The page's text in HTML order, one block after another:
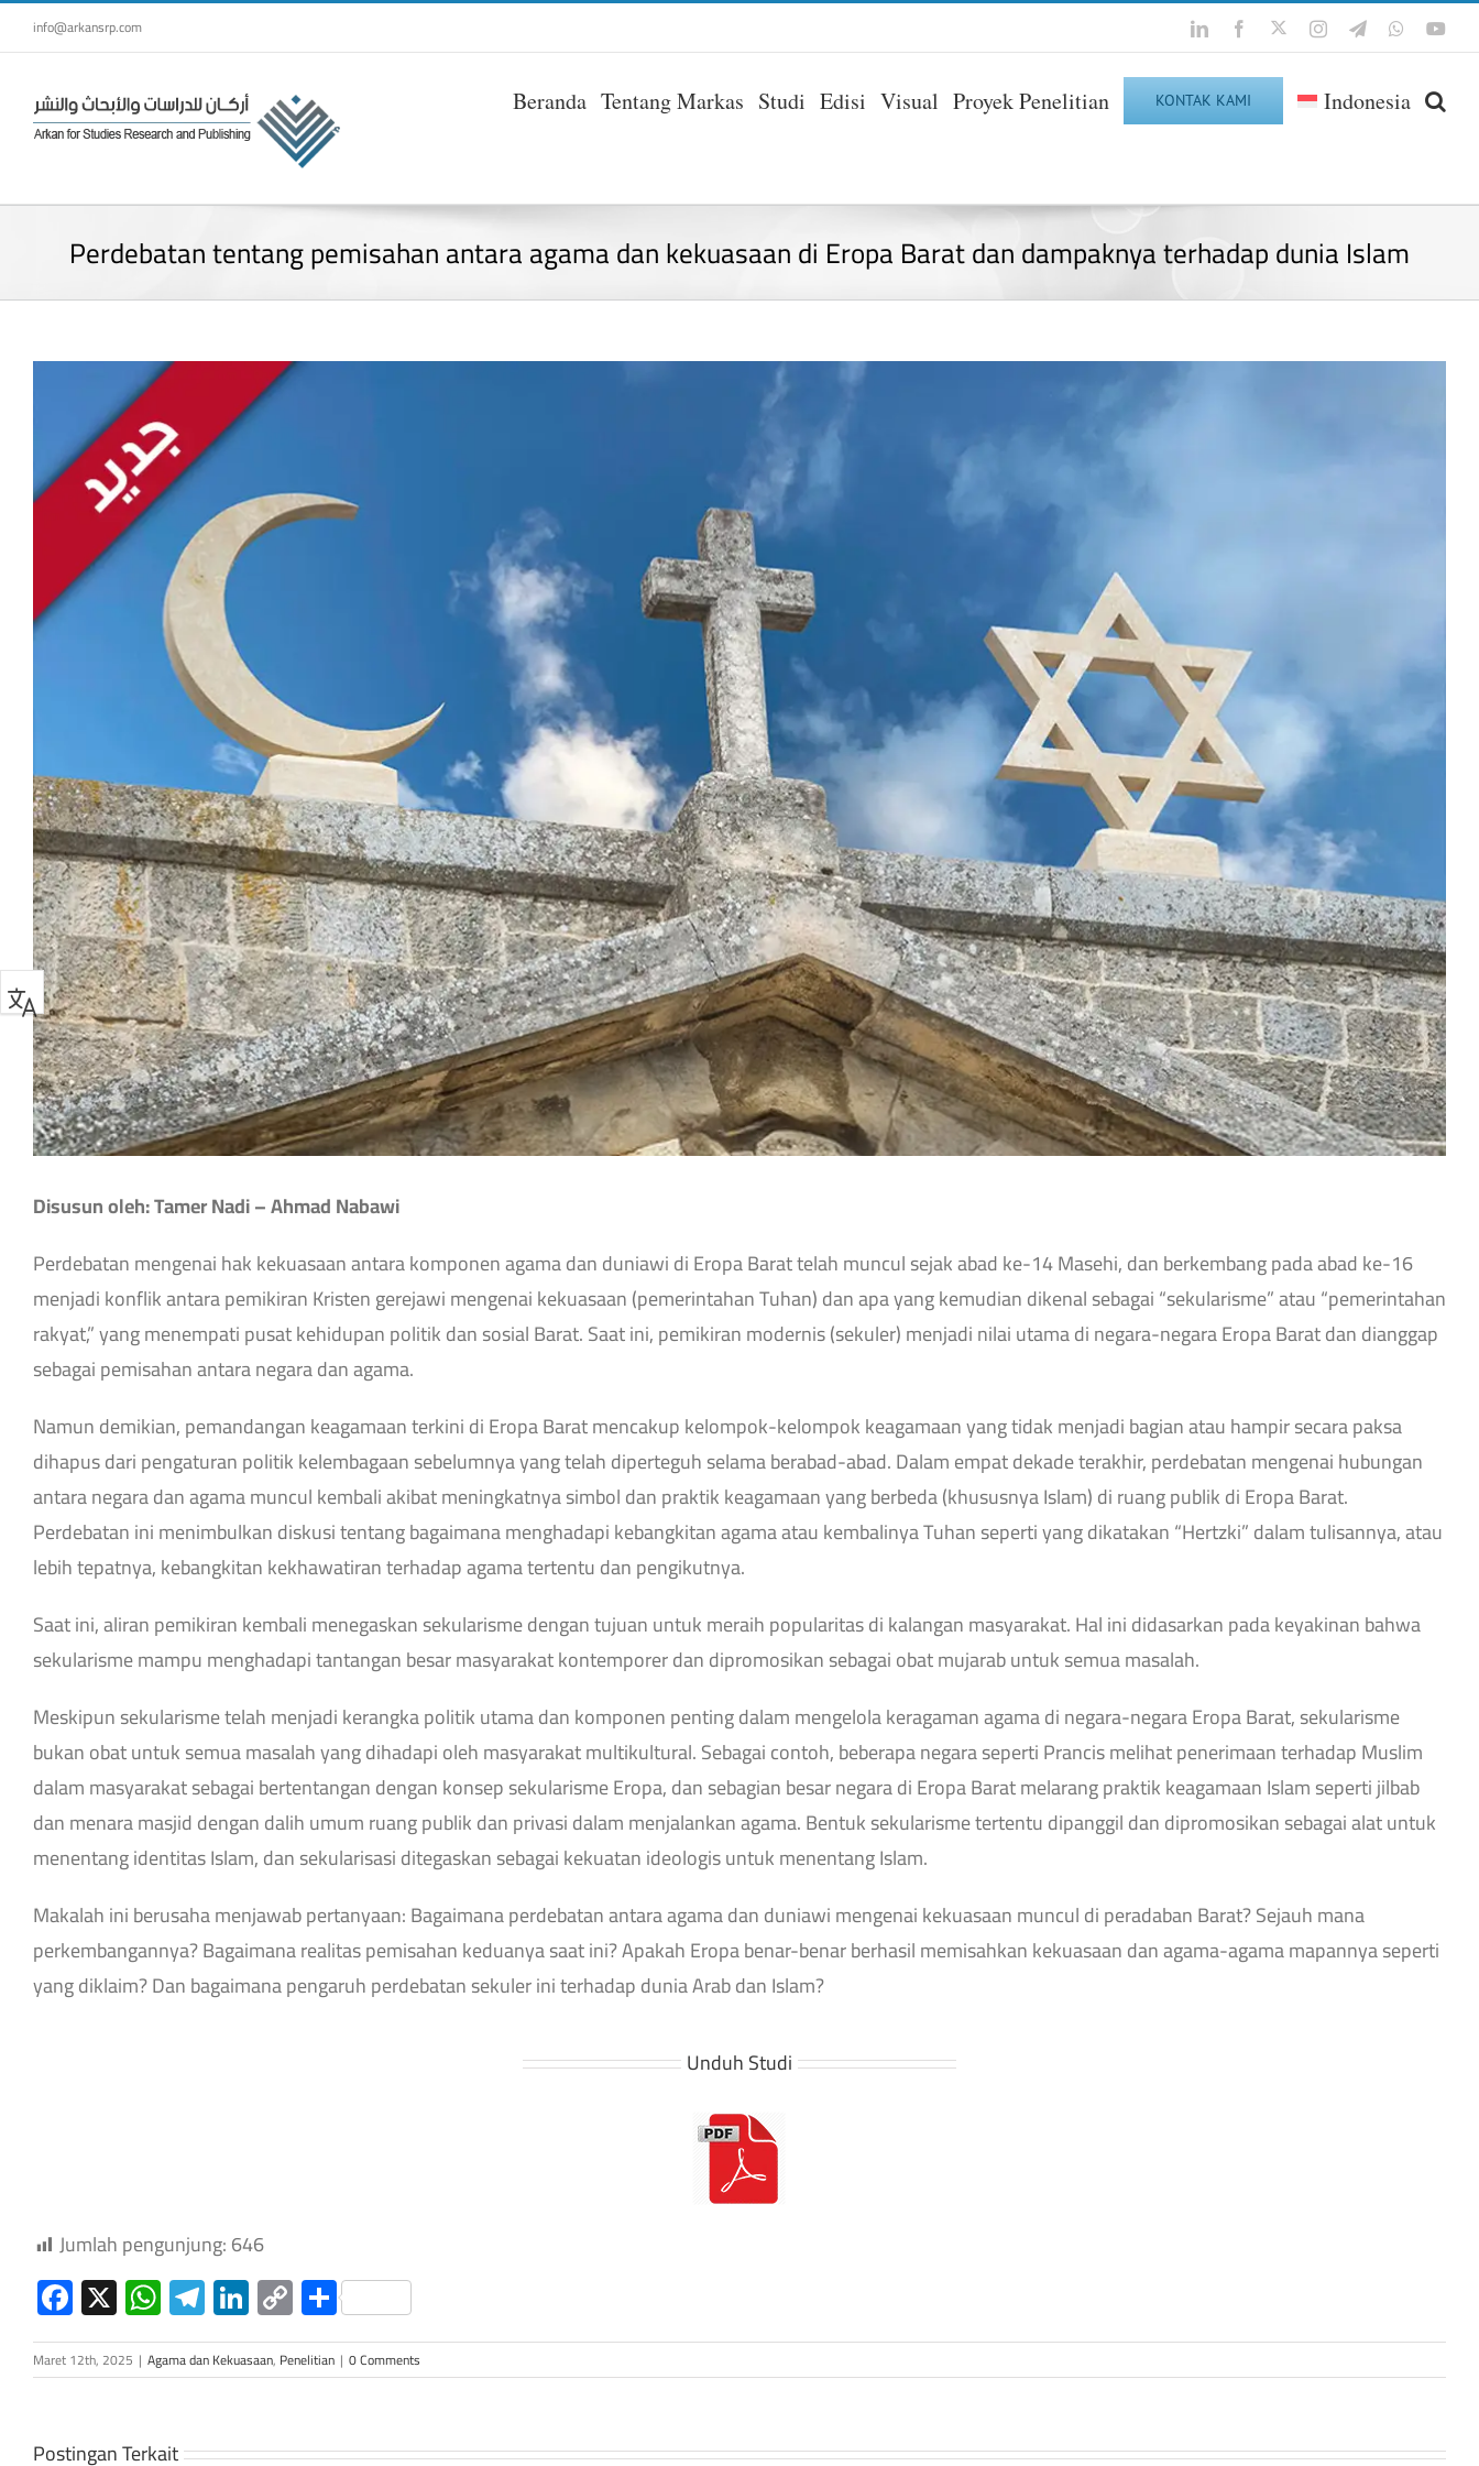
Skip
to
content
info@arkansrp.com LinkedInFacebook
TwitterInstagramTelegramWhatsApp
Beranda Tentang Markas Studi Edisi Visual Proyek Penelitian KONTAK KAMI Indonesia
Perdebatan tentang pemisahan antara agama dan kekuasaan di Eropa Barat dan dampaknya terhadap dunia Islam
Image
Disusun oleh: Tamer Nadi – Ahmad Nabawi
Perdebatan mengenai hak kekuasaan antara komponen agama dan duniawi di Eropa Barat telah muncul sejak abad ke-14 Masehi, dan berkembang pada abad ke-16
menjadi konflik antara pemikiran Kristen gerejawi mengenai kekuasaan (pemerintahan Tuhan) dan apa yang kemudian dikenal sebagai “sekularisme” atau “pemerintahan
rakyat,” yang menempati pusat kehidupan politik dan sosial Barat. Saat ini, pemikiran modernis (sekuler) menjadi nilai utama di negara-negara Eropa Barat dan dianggap
sebagai pemisahan antara negara dan agama.
Namun demikian, pemandangan keagamaan terkini di Eropa Barat mencakup kelompok-kelompok keagamaan yang tidak menjadi bagian atau hampir secara paksa
dihapus dari pengaturan politik kelembagaan sebelumnya yang telah diperteguh selama berabad-abad. Dalam empat dekade terakhir, perdebatan mengenai hubungan
antara negara dan agama muncul kembali akibat meningkatnya simbol dan praktik keagamaan yang berbeda (khususnya Islam) di ruang publik di Eropa Barat.
Perdebatan ini menimbulkan diskusi tentang bagaimana menghadapi kebangkitan agama atau kembalinya Tuhan seperti yang dikatakan “Hertzki” dalam tulisannya, atau
lebih tepatnya, kebangkitan kekhawatiran terhadap agama tertentu dan pengikutnya.
Saat ini, aliran pemikiran kembali menegaskan sekularisme dengan tujuan untuk meraih popularitas di kalangan masyarakat. Hal ini didasarkan pada keyakinan bahwa
sekularisme mampu menghadapi tantangan besar masyarakat kontemporer dan dipromosikan sebagai obat mujarab untuk semua masalah.
Meskipun sekularisme telah menjadi kerangka politik utama dan komponen penting dalam mengelola keragaman agama di negara-negara Eropa Barat, sekularisme
bukan obat untuk semua masalah yang dihadapi oleh masyarakat multikultural. Sebagai contoh, beberapa negara seperti Prancis melihat penerimaan terhadap Muslim
dalam masyarakat sebagai bertentangan dengan konsep sekularisme Eropa, dan sebagian besar negara di Eropa Barat melarang praktik keagamaan Islam seperti jilbab
dan menara masjid dengan dalih umum ruang publik dan privasi dalam menjalankan agama. Bentuk sekularisme tertentu dipanggil dan dipromosikan sebagai alat untuk
menentang identitas Islam, dan sekularisasi ditegaskan sebagai kekuatan ideologis untuk menentang Islam.
Makalah ini berusaha menjawab pertanyaan: Bagaimana perdebatan antara agama dan duniawi mengenai kekuasaan muncul di peradaban Barat? Sejauh mana
perkembangannya? Bagaimana realitas pemisahan keduanya saat ini? Apakah Eropa benar-benar berhasil memisahkan kekuasaan dan agama-agama mapannya seperti
yang diklaim? Dan bagaimana pengaruh perdebatan sekuler ini terhadap dunia Arab dan Islam?
Unduh Studi
Jumlah pengunjung:646
Facebook
X WhatsApp
Telegram
LinkedIn
Copy
Link
Share
Maret 12th, 2025 | Agama dan Kekuasaan, Penelitian | 0 Comments
Postingan Terkait